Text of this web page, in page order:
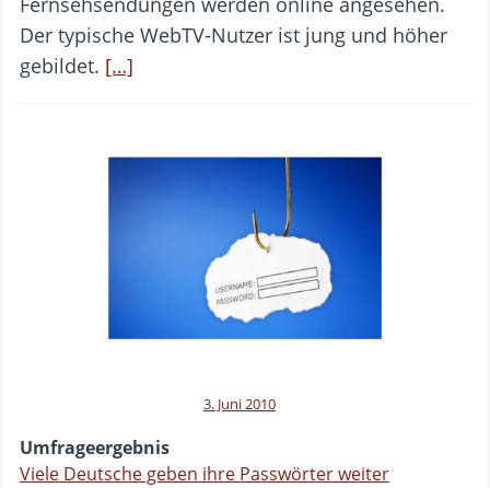
Der typische WebTV-Nutzer ist jung und höher
gebildet. […]
3. Juni 2010
Umfrageergebnis
Viele Deutsche geben ihre Passwörter weiter